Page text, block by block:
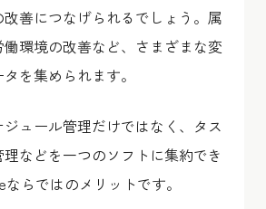
善につなげられるでしょう。属
環境の改善など、さまざまな変
を集められます。
ュール管理だけではなく、タス
などを一つのソフトに集約でき
らではのメリットです。